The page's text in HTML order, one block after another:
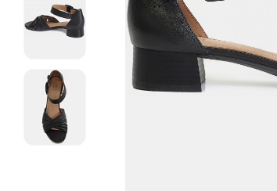
Акции / Новости
Адреса магазинов